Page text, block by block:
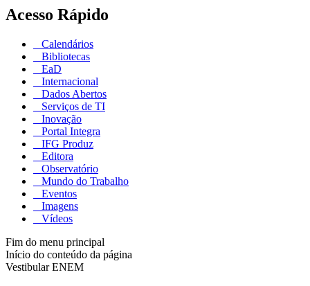
Acesso Rápido
Calendários
Bibliotecas
EaD
Internacional
Dados Abertos
Serviços de TI
Inovação
Portal Integra
IFG Produz
Editora
Observatório
Mundo do Trabalho
Eventos
Imagens
Vídeos
Fim do menu principal
Início do conteúdo da página
Vestibular ENEM